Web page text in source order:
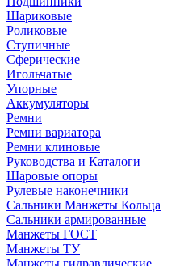
Шариковые
Роликовые
Ступичные
Сферические
Игольчатые
Упорные
Аккумуляторы
Ремни
Ремни вариатора
Ремни клиновые
Руководства и Каталоги
Шаровые опоры
Рулевые наконечники
Сальники Манжеты Кольца
Сальники армированные
Манжеты ГОСТ
Манжеты ТУ
Манжеты гидравлические